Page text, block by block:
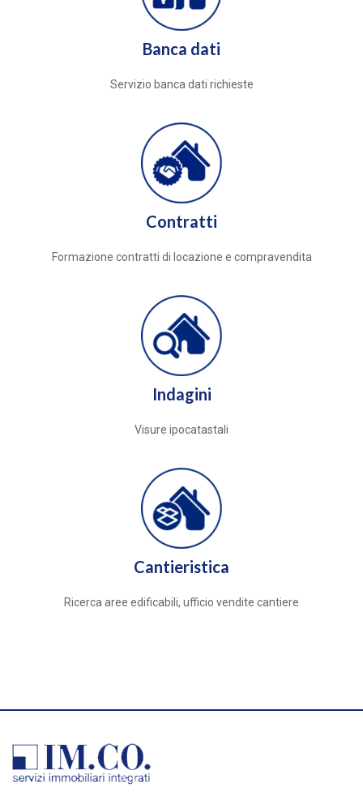
Banca dati
Servizio banca dati richieste
Contratti
Formazione contratti di locazione e compravendita
Indagini
Visure ipocatastali
Cantieristica
Ricerca aree edificabili, ufficio vendite cantiere